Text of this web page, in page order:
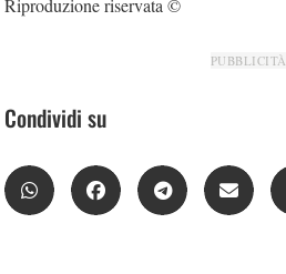
Riproduzione riservata ©
PUBBLICITÀ
Condividi su